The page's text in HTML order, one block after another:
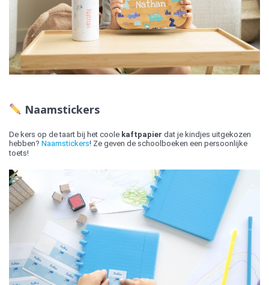
Naamstickers
De kers op de taart bij het coole kaftpapier dat je kindjes uitgekozen
hebben? Naamstickers! Ze geven de schoolboeken een persoonlijke
toets!